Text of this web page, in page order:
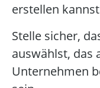
erstellen
Stelle sicher,
auswählst, das
Unternehmen